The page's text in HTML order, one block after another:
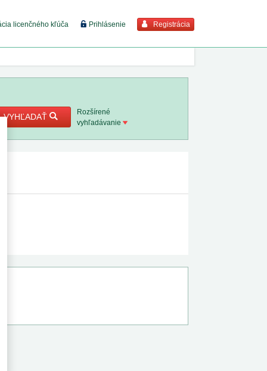
licenčného kľúča Prihlásenie Registrácia
viac
8. 2026
2. 8.
8.
VYHĽADAŤ
Rozšírené
vyhľadávanie